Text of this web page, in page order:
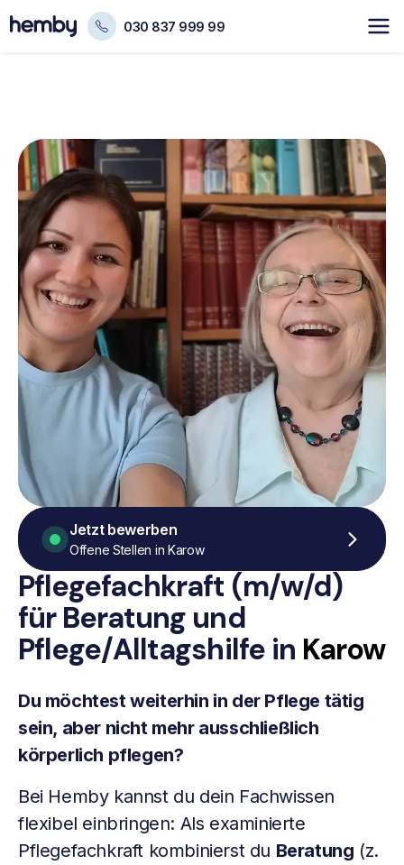
030 837 999 99
Pflegefachkraft (m/w/d)
für Beratung und
Pflege/Alltagshilfein Karow
Du möchtest weiterhin in der Pflege tätig
sein, aber nicht mehr ausschließlich
körperlich pflegen?
Bei Hemby kannst du dein Fachwissen
flexibel einbringen: Als examinierte
Pflegefachkraft kombinierst du Beratung (z.
Jetzt bewerben
Offene Stellen in Karow